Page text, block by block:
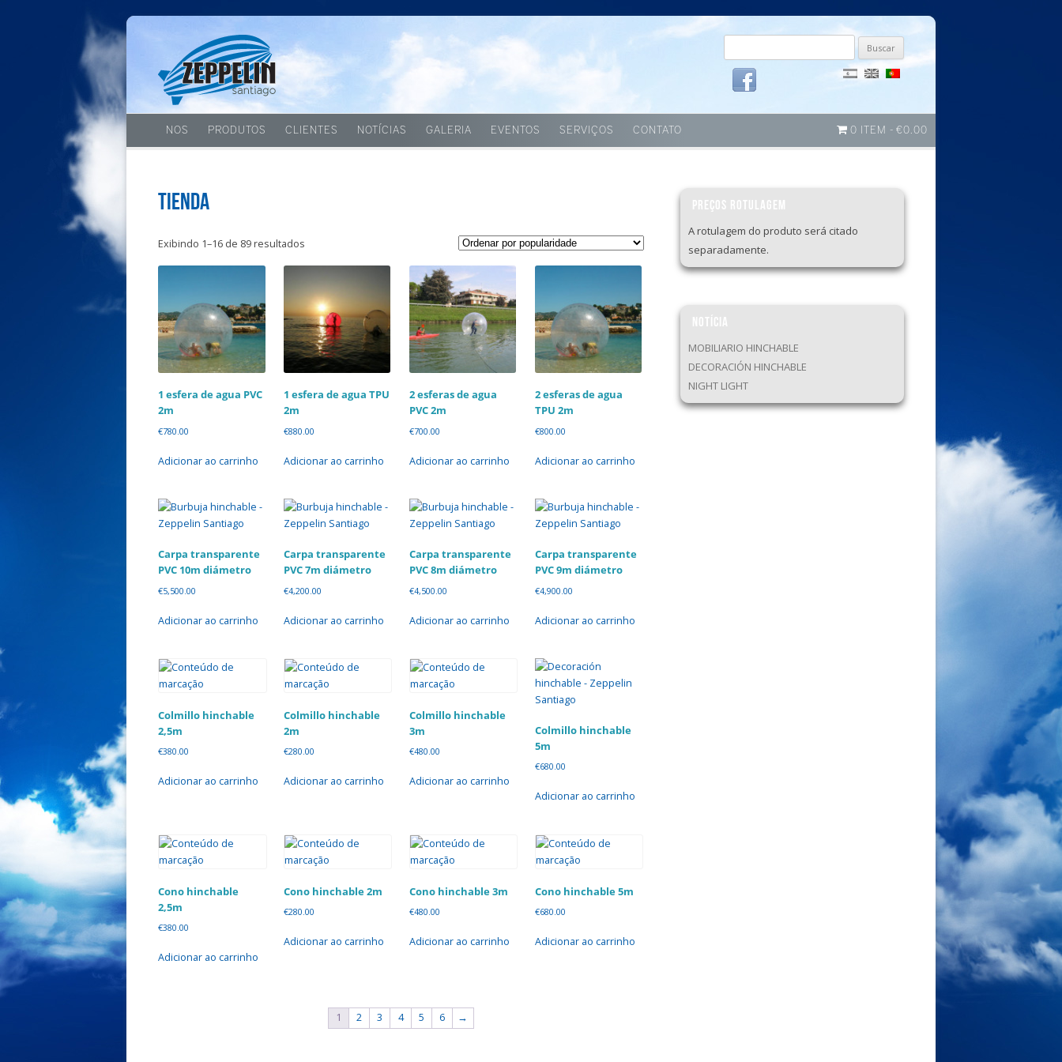
Buscar
Skip to content
NOS PRODUTOS CLIENTES NOTÍCIAS GALERIA EVENTOS SERVIÇOS CONTATO 0 ITEM €0.00
Tienda
Exibindo 1–16 de 89 resultados
1 esfera de agua PVC
2m
€780.00
Adicionar ao carrinho
1 esfera de agua TPU
2m
€880.00
Adicionar ao carrinho
2 esferas de agua
PVC 2m
€700.00
Adicionar ao carrinho
2 esferas de agua
TPU 2m
€800.00
Adicionar ao carrinho
Carpa transparente
PVC 10m diámetro
€5,500.00
Adicionar ao carrinho
Carpa transparente
PVC 7m diámetro
€4,200.00
Adicionar ao carrinho
Carpa transparente
PVC 8m diámetro
€4,500.00
Adicionar ao carrinho
Carpa transparente
PVC 9m diámetro
€4,900.00
Adicionar ao carrinho
Colmillo hinchable
2,5m
€380.00
Adicionar ao carrinho
Colmillo hinchable
2m
€280.00
Adicionar ao carrinho
Colmillo hinchable
3m
€480.00
Adicionar ao carrinho
Colmillo hinchable
5m
€680.00
Adicionar ao carrinho
Cono hinchable
2,5m
€380.00
Adicionar ao carrinho
Cono hinchable 2m
€280.00
Adicionar ao carrinho
Cono hinchable 3m
€480.00
Adicionar ao carrinho
Cono hinchable 5m
€680.00
Adicionar ao carrinho
1 2 3 4 5 6 →
PREÇOS ROTULAGEM
A rotulagem do produto será citado
separadamente.
NOTÍCIA
MOBILIARIO HINCHABLE
DECORACIÓN HINCHABLE
NIGHT LIGHT